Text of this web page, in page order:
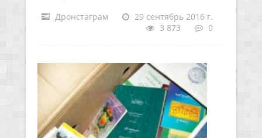
Дронстаграм
29 сентябрь 2016 г.
3 873
0